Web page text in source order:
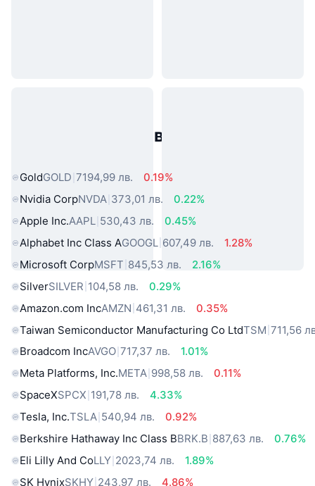
Популярни активи от реалния
GoldGOLD 7194,99 лв.
0.19%
Nvidia CorpNVDA 373,01 лв.
0.22%
Apple Inc.AAPL 530,43 лв.
0.45%
Alphabet Inc Class AGOOGL 607,49 лв.
1.28%
Microsoft CorpMSFT 845,53 лв.
2.16%
SilverSILVER 104,58 лв.
0.29%
Amazon.com IncAMZN 461,31 лв.
0.35%
Taiwan Semiconductor Manufacturing Co LtdTSM 711,56
Broadcom IncAVGO 717,37 лв.
1.01%
Meta Platforms, Inc.META 998,58 лв.
0.11%
SpaceXSPCX 191,78 лв.
4.33%
Tesla, Inc.TSLA 540,94 лв.
0.92%
Berkshire Hathaway Inc Class BBRK.B 887,63 лв.
0.76%
Eli Lilly And CoLLY 2023,74 лв.
1.89%
SK HynixSKHY 243,97 лв.
4.86%